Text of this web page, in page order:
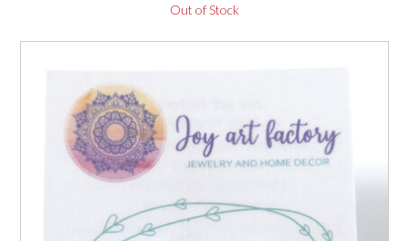
Out of Stock